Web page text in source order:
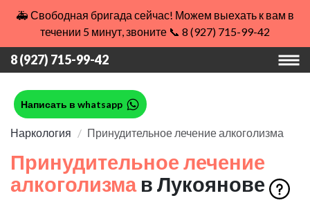
🚑 Свободная бригада сейчас! Можем выехать к вам в
течении 5 минут, звоните 📞 8 (927) 715-99-42
8 (927) 715-99-42
Написать в whatsapp
Наркология Принудительное лечение алкоголизма
Принудительное лечение
алкоголизма в Лукоянове